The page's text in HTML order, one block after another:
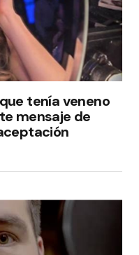
tenía veneno
mensaje de